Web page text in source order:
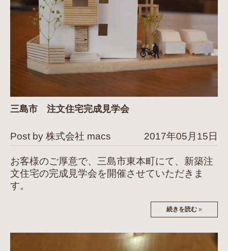
三島市 注文住宅完成見学会
Post by 株式会社 macs 2017年05月15日
お客様のご厚意で、三島市東本町にて、新築注
文住宅の完成見学会を開催させていただきま
す。
続きを読む »